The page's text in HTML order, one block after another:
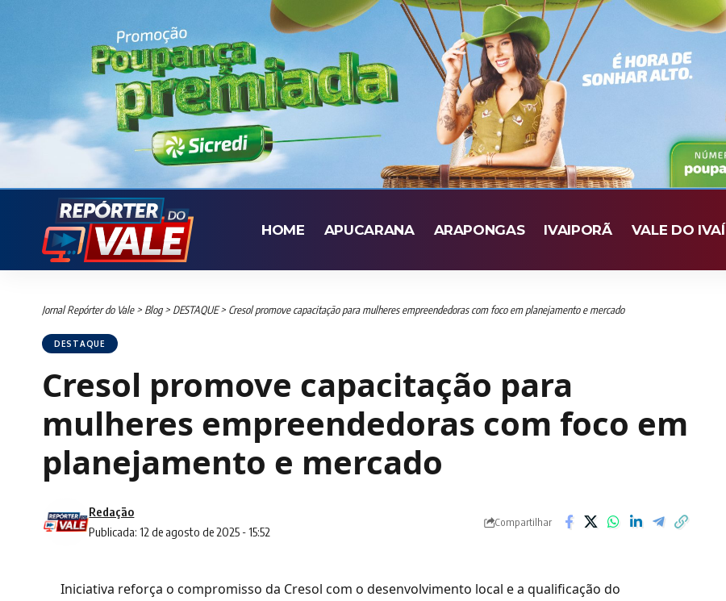
HOME APUCARANA ARAPONGAS IVAIPORÃ VALE DO IVAÍ
Jornal Repórter do Vale> Blog> DESTAQUE> Cresol promove capacitação para mulheres empreendedoras com foco em planejamento e mercado
DESTAQUE
Cresol promove capacitação para
mulheres empreendedoras com foco em
planejamento e mercado
Publicada: 12 de agosto de 2025 - 15:52
Redação
Compartilhar
Iniciativa reforça o compromisso da Cresol com o desenvolvimento local e a qualificação do